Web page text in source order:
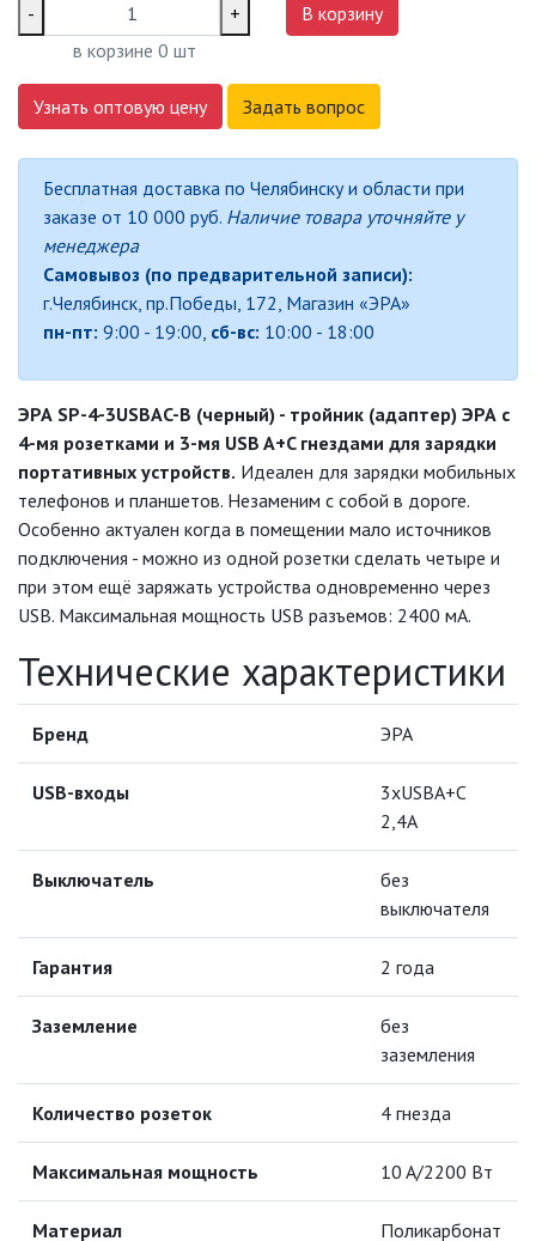
ИЗОЛЯЦИОННАЯ ЛЕНТА
ИНФРАКРАСНЫЕ ЛАМПЫ
ИСТОЧНИКИ СВЕТА
КАБЕЛЕНЕСУЩИЕ СИСТЕМЫ
КЛЕЙКИЕ ЛЕНТЫ
ЛЕНТЫ СВЕТОДИОДНЫЕ (LED
ЛЕНТЫ)
ЛИНЕЙНЫЕ СВЕТОДИОДНЫЕ
СВЕТИЛЬНИКИ
ЛЮСТРЫ
МОДУЛЬНЫЕ СИСТЕМЫ
ОСВЕЩЕНИЯ (LED МОДУЛИ)
НАСТОЛЬНЫЕ СВЕТИЛЬНИКИ
НИЗКОВОЛЬТНОЕ
НОВОГОДНЕЕ ОСВЕЩЕНИЕ
ОТВЕРТКИ
ПОДВЕСНЫЕ ЛОФТ
СВЕТИЛЬНИКИ
ПОРТАТИВНЫЕ СОЛНЕЧНЫЕ
-
+
в корзине 0 шт
В корзину
Узнать оптовую цену Задать вопрос
Бесплатная доставка по Челябинску и области при
заказе от 10 000 руб. Наличие товара уточняйте у
менеджера
Самовывоз (по предварительной записи):
г.Челябинск, пр.Победы, 172, Магазин «ЭРА»
пн-пт: 9:00 - 19:00, сб-вс: 10:00 - 18:00
ЭРА SP-4-3USBAC-B (черный) - тройник (адаптер) ЭРА с
4-мя розетками и 3-мя USB A+C гнездами для зарядки
портативных устройств. Идеален для зарядки мобильных
телефонов и планшетов. Незаменим с собой в дороге.
Особенно актуален когда в помещении мало источников
подключения - можно из одной розетки сделать четыре и
при этом ещё заряжать устройства одновременно через
USB. Максимальная мощность USB разъемов: 2400 мА.
Технические характеристики
Бренд ЭРА
USB-входы
3xUSBA+C
2,4A
Выключатель
без
выключателя
Гарантия 2 года
Заземление
без
заземления
Количество розеток 4 гнезда
Максимальная мощность 10 A/2200 Вт
Материал Поликарбонат